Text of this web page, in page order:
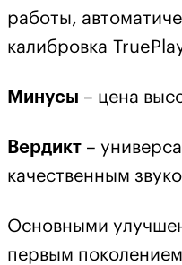
работы,
калибровка
Минусы – цена
Вердикт –
качественным
Основными
первым